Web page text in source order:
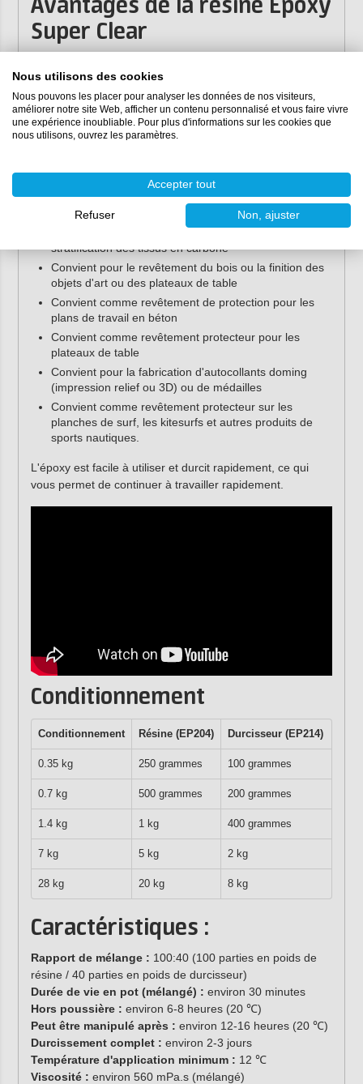
Avantages de la résine Epoxy
Super Clear
Durcissement rapide
Haute qualité de surface
Très bonne aptitude au polissage
Bonne résistance à la chaleur (jusqu'à environ 50°C -
Applications
En raison de sa transparence et de sa résistance aux
stratification des tissus en carbone
Convient pour le revêtement du bois ou la finition des
objets d'art ou des plateaux de table
Convient comme revêtement de protection pour les
plans de travail en béton
Convient comme revêtement protecteur pour les
plateaux de table
Convient pour la fabrication d'autocollants doming
(impression relief ou 3D) ou de médailles
Convient comme revêtement protecteur sur les
planches de surf, les kitesurfs et autres produits de
sports nautiques.
L'époxy est facile à utiliser et durcit rapidement, ce qui
vous permet de continuer à travailler rapidement.
Conditionnement
Conditionnement Résine (EP204) Durcisseur (EP214)
0.35 kg 250 grammes 100 grammes
0.7 kg 500 grammes 200 grammes
1.4 kg 1 kg 400 grammes
7 kg 5 kg 2 kg
28 kg 20 kg 8 kg
Caractéristiques :
Rapport de mélange : 100:40 (100 parties en poids de
résine / 40 parties en poids de durcisseur)
Durée de vie en pot (mélangé) : environ 30 minutes
Hors poussière : environ 6-8 heures (20 ℃)
Peut être manipulé après : environ 12-16 heures (20 ℃)
Durcissement complet : environ 2-3 jours
Température d'application minimum : 12 ℃
Viscosité : environ 560 mPa.s (mélangé)
Nous utilisons des cookies
Nous pouvons les placer pour analyser les données de nos visiteurs,
améliorer notre site Web, afficher un contenu personnalisé et vous faire vivre
une expérience inoubliable. Pour plus d'informations sur les cookies que
nous utilisons, ouvrez les paramètres.
Accepter tout
Refuser Non, ajuster